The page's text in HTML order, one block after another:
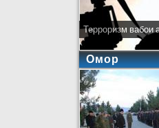
Терроризм вабои
Омор